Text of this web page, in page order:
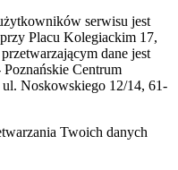
serwisu jest
Placu Kolegiackim 17,
dane jest
Centrum
Noskowskiego 12/14, 61-
Twoich danych